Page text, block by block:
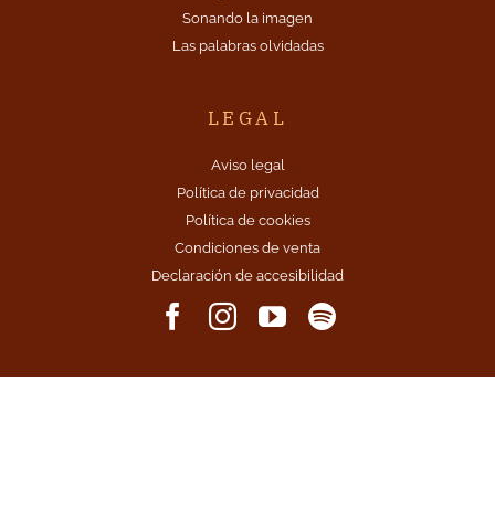
Sonando la imagen
Las palabras olvidadas
LEGAL
Aviso legal
Política de privacidad
Política de cookies
Condiciones de venta
Declaración de accesibilidad